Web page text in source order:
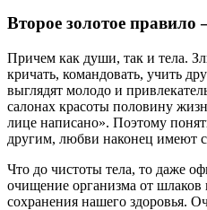
Второе золотое правило
Причем как души, так и тела.
кричать, командовать, учить
выглядят молодо и
салонах красоты половину
лице написано». Поэтому
другим, любви наконец имеют
Что до чистоты тела, то даже
очищение организма от
сохранения нашего здоровья.